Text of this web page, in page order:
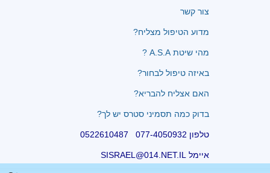
צור קשר
מדוע הטיפול מצליח?
מהי שיטת A.S.A ?
באיזה טיפול לבחור?
האם אצליח להבריא?
בדוק כמה תסמיני סטרס יש לך?
טלפון 077-4050932 0522610487
איימל SISRAEL@014.NET.IL